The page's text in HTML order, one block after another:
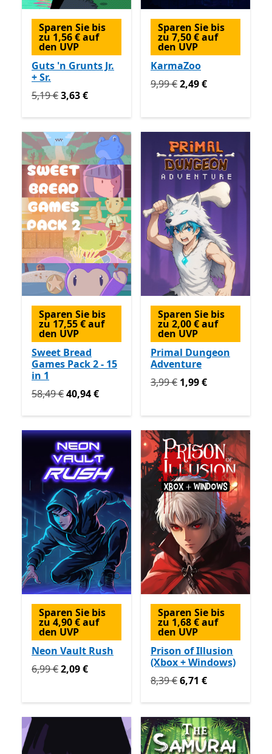
Sparen Sie bis
zu 1,56 € auf
den UVP
Guts 'n Grunts Jr.
+ Sr.
Ursprünglich 5,19 € jetzt 3,63 €
5,19 €3,63 €
Sparen Sie bis
zu 7,50 € auf
den UVP
KarmaZoo
Ursprünglich 9,99 € jetzt
9,99 €2,49 €
Sparen Sie bis
zu 17,55 € auf
den UVP
Sweet Bread
Games Pack 2 - 15
in 1
Ursprünglich 58,49 € jetzt 40,94 €
58,49 €40,94 €
Sparen Sie bis
zu 2,00 € auf
den UVP
Primal Dungeon
Adventure
Ursprünglich 3,99 € jetzt
3,99 € 1,99 €
Sparen Sie bis
zu 4,90 € auf
den UVP
Neon Vault Rush
Ursprünglich 6,99 € jetzt 2,09 €
6,99 €2,09 €
Sparen Sie bis
zu 1,68 € auf
den UVP
Prison of Illusion
(Xbox + Windows)
Ursprünglich 8,39 € jetzt
8,39 €6,71 €